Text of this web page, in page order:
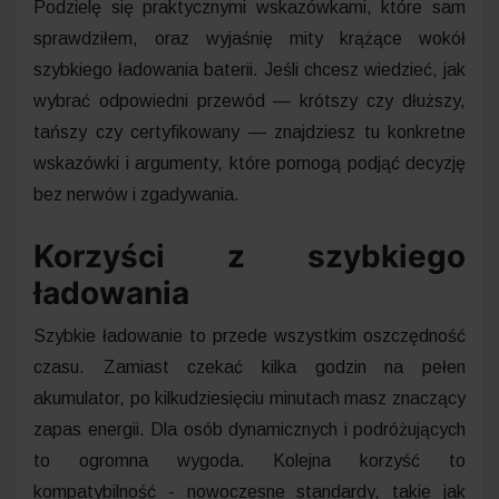
Podzielę się praktycznymi wskazówkami, które sam
sprawdziłem, oraz wyjaśnię mity krążące wokół
szybkiego ładowania baterii. Jeśli chcesz wiedzieć, jak
wybrać odpowiedni przewód — krótszy czy dłuższy,
tańszy czy certyfikowany — znajdziesz tu konkretne
wskazówki i argumenty, które pomogą podjąć decyzję
bez nerwów i zgadywania.
Korzyści z szybkiego
ładowania
Szybkie ładowanie to przede wszystkim oszczędność
czasu. Zamiast czekać kilka godzin na pełen
akumulator, po kilkudziesięciu minutach masz znaczący
zapas energii. Dla osób dynamicznych i podróżujących
to ogromna wygoda. Kolejna korzyść to
kompatybilność - nowoczesne standardy, takie jak